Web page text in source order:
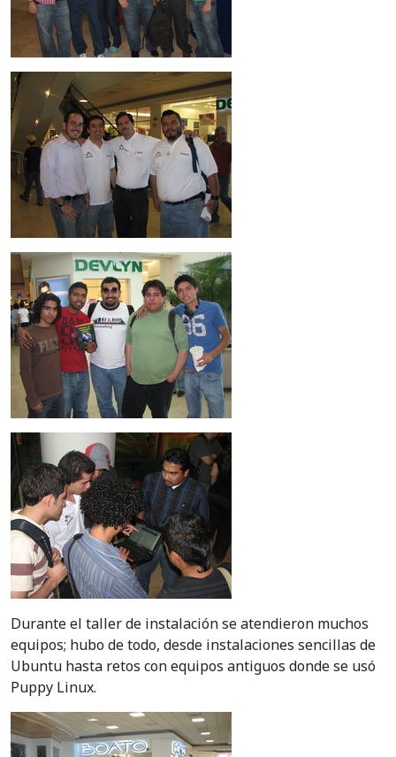
Durante el taller de instalación se atendieron muchos
equipos; hubo de todo, desde instalaciones sencillas de
Ubuntu hasta retos con equipos antiguos donde se usó
Puppy Linux.